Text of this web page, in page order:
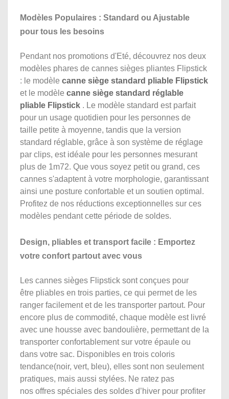
Modèles Populaires : Standard ou Ajustable
pour tous les besoins
Pendant nos promotions d'Eté, découvrez nos deux
modèles phares de cannes sièges pliantes Flipstick
: le modèle canne siège standard pliable Flipstick
et le modèle canne siège standard réglable
pliable Flipstick . Le modèle standard est parfait
pour un usage quotidien pour les personnes de
taille petite à moyenne, tandis que la version
standard réglable, grâce à son système de réglage
par clips, est idéale pour les personnes mesurant
plus de 1m72. Que vous soyez petit ou grand, ces
cannes s'adaptent à votre morphologie, garantissant
ainsi une posture confortable et un soutien optimal.
Profitez de nos réductions exceptionnelles sur ces
modèles pendant cette période de soldes.
Design, pliables et transport facile : Emportez
votre confort partout avec vous
Les cannes sièges Flipstick sont conçues pour
être pliables en trois parties, ce qui permet de les
ranger facilement et de les transporter partout. Pour
encore plus de commodité, chaque modèle est livré
avec une housse avec bandoulière, permettant de la
transporter confortablement sur votre épaule ou
dans votre sac. Disponibles en trois coloris
tendance(noir, vert, bleu), elles sont non seulement
pratiques, mais aussi stylées. Ne ratez pas
nos offres spéciales des soldes d’hiver pour profiter